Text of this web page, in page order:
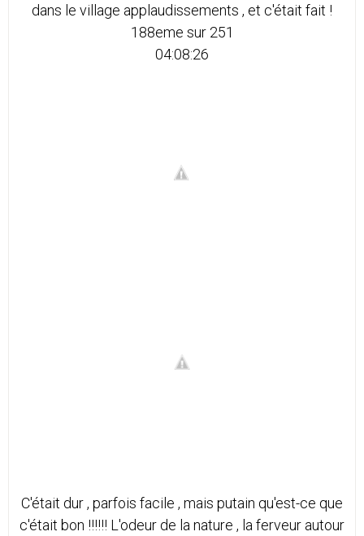
dans le village applaudissements , et c'était fait !
188eme sur 251
04:08:26
C'était dur , parfois facile , mais putain qu'est-ce que
c'était bon !!!!!! L'odeur de la nature , la ferveur autour